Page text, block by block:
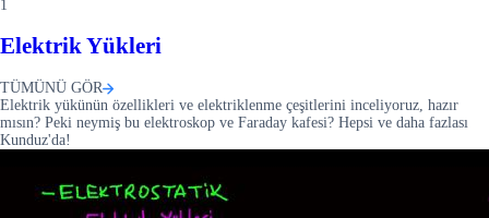
1
Elektrik Yükleri
TÜMÜNÜ GÖR
Elektrik yükünün özellikleri ve elektriklenme çeşitlerini inceliyoruz, hazır
mısın? Peki neymiş bu elektroskop ve Faraday kafesi? Hepsi ve daha fazlası
Kunduz'da!